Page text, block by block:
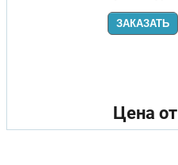
ЗАКАЗАТЬ
Цена